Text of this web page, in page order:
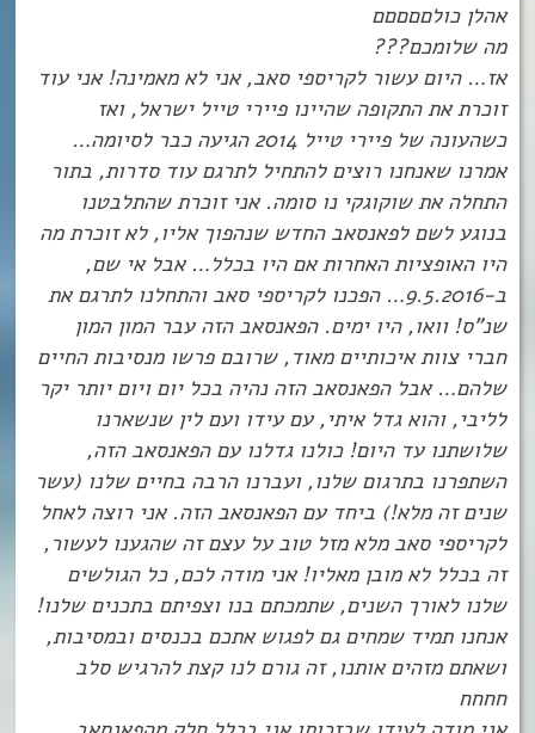
אהלן כולםםםםם
מה שלומכם???
אז… היום עשור לקריספי סאב, אני לא מאמינה! אני עוד
זוכרת את התקופה שהיינו פיירי טייל ישראל, ואז
כשהעונה של פיירי טייל 2014 הגיעה כבר לסיומה…
אמרנו שאנחנו רוצים להתחיל לתרגם עוד סדרות, בתור
התחלה את שוקוגקי נו סומה. אני זוכרת שהתלבטנו
בנוגע לשם לפאנסאב החדש שנהפוך אליו, לא זוכרת מה
היו האופציות האחרות אם היו בכלל… אבל אי שם,
ב-9.5.2016… הפכנו לקריספי סאב והתחלנו לתרגם את
שנ”ס! וואו, היו ימים. הפאנסאב הזה עבר המון המון
חברי צוות איכותיים מאוד, שרובם פרשו מנסיבות החיים
שלהם… אבל הפאנסאב הזה נהיה בכל יום ויום יותר יקר
לליבי, והוא גדל איתי, עם עידו ועם לין שנשארנו
שלושתנו עד היום! כולנו גדלנו עם הפאנסאב הזה,
השתפרנו בתרגום שלנו, ועברנו הרבה בחיים שלנו (עשר
שנים זה מלא!) ביחד עם הפאנסאב הזה. אני רוצה לאחל
לקריספי סאב מלא מזל טוב על עצם זה שהגענו לעשור,
זה בכלל לא מובן מאליו! אני מודה לכם, כל הגולשים
שלנו לאורך השנים, שתמכתם בנו וצפיתם בתכנים שלנו!
אנחנו תמיד שמחים גם לפגוש אתכם בכנסים ובמסיבות,
ושאתם מזהים אותנו, זה גורם לנו קצת להרגיש סלב
חחחח